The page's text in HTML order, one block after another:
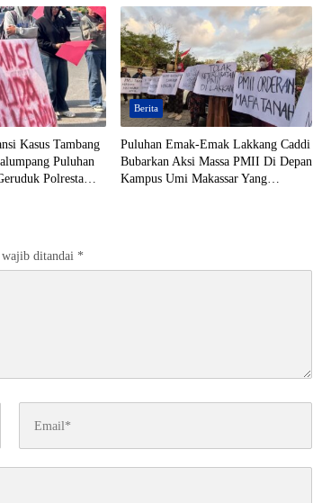
Kasus Tambang
Puluhan
Polresta
Berita
Puluhan Emak-Emak Lakkang Caddi
Bubarkan Aksi Massa PMII Di Depan
Kampus Umi Makassar Yang
wajib ditandai *